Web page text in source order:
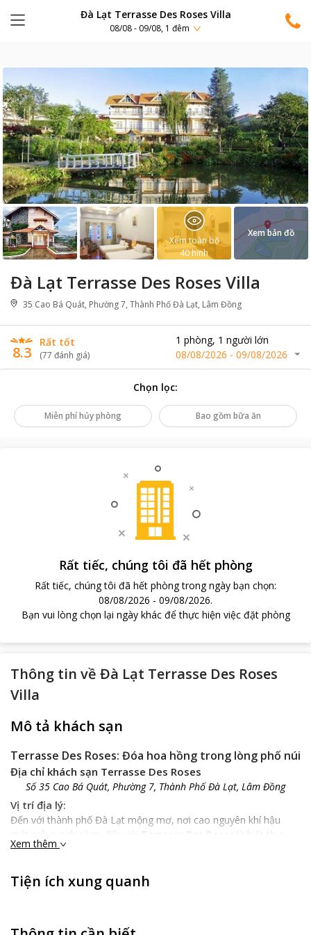
Đà Lạt Terrasse Des Roses Villa
08/08 - 09/08, 1 đêm
Đà Lạt Terrasse Des Roses Villa
35 Cao Bá Quát, Phường 7, Thành Phố Đà Lạt, Lâm Đồng
8.3
Rất tốt
(77 đánh giá)
1 phòng, 1 người lớn
08/08/2026 - 09/08/2026
Xem toàn bộ
40hình
Xem bản đồ
Chọn lọc:
Miễn phí hủy phòng Bao gồm bữa ăn
Rất tiếc, chúng tôi đã hết phòng
Rất tiếc, chúng tôi đã hết phòng trong ngày bạn chọn:
08/08/2026 - 09/08/2026.
Bạn vui lòng chọn lại ngày khác để thực hiện việc đặt phòng
Thông tin về Đà Lạt Terrasse Des Roses
Villa
Mô tả khách sạn
Terrasse Des Roses: Đóa hoa hồng trong lòng phố núi
Địa chỉ khách sạn Terrasse Des Roses
Số 35 Cao Bá Quát, Phường 7, Thành Phố Đà Lạt, Lâm Đồng
Vị trí địa lý:
Đến với thành phố Đà Lạt mộng mơ, nơi cao nguyên khí hậu
mát mẻ quanh năm, đến với
là biệt thự
đẹp hơn một bức tranh hoàn mỹ, trên con đường Cao Bá Quát,
tươi đẹp và mộng mơ của Đà Lạt, rất thuận tiện để đến với
những địa danh vô cùng nổi tiếng khác ở Đà Lạt.
Đẹp và lãng mạn ngay từ cái tên,
Xem thêm
Tiện ích xung quanh